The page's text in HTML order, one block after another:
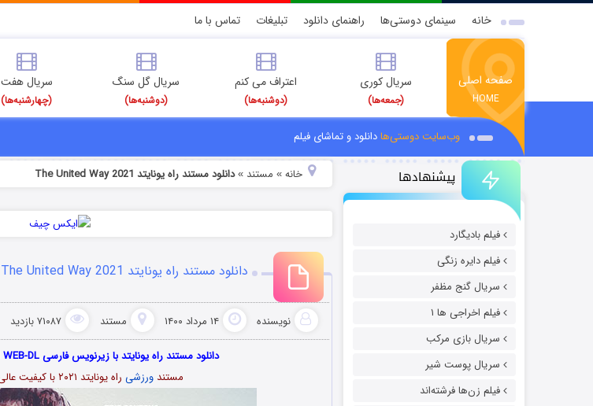
خانه سینمای دوستی‌ها راهنمای دانلود تبلیغات تماس با ما
صفحه اصلی
HOME
سریال کوری
(جمعه‌ها)
اعتراف می کنم
(دوشنبه‌ها)
سریال گل سنگ
(دوشنبه‌ها)
سریال هفت
(چهارشنبه‌ها)
وب‌سایت دوستی‌هادانلود و تماشای فیلم
پیشنهادها
فیلم بادیگارد
فیلم دایره زنگی
سریال گنج مظفر
فیلم اخراجی ها ۱
سریال بازی مرکب
سریال پوست شیر
فیلم زن‌ها فرشته‌اند
خانه» مستند »دانلود مستند راه یونایتد The United Way 2021
دانلود مستند راه یونایتد The United Way 2021
نویسنده ۱۴ مرداد ۱۴۰۰ مستند ۷۱۰۸۷ بازدید
دانلود مستند راه یونایتد با زیرنویس فارسی The United Way 2021 WEB-DL
مستند ورزشیراه یونایتد ۲۰۲۱ با کیفیت عالی 720p & 480p